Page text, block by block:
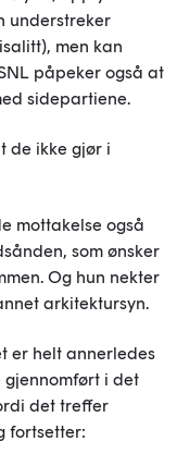
understreker
men kan
påpeker også at
sidepartiene.
de ikke gjør i
mottakelse også
som ønsker
Og hun nekter
arkitektursyn.
er helt annerledes
gjennomført i det
det treffer
fortsetter: